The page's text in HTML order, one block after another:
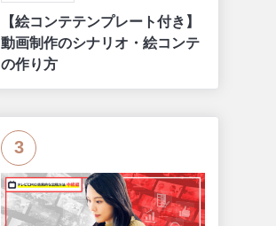
【絵コンテテンプレート付き】
動画制作のシナリオ・絵コンテ
の作り方
3